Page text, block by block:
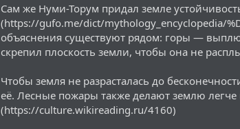
Сам же Нуми-Торум придал земле
(https://gufo.me/dict/mythology_encyclopedia/
объяснения существуют рядом: горы —
скрепил плоскость земли, чтобы она не
Чтобы земля не разрасталась до
её. Лесные пожары также делают землю
(https://culture.wikireading.ru/4160)